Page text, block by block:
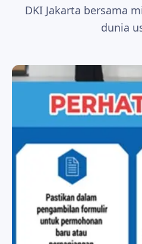
DKI Jakarta bersama
dunia